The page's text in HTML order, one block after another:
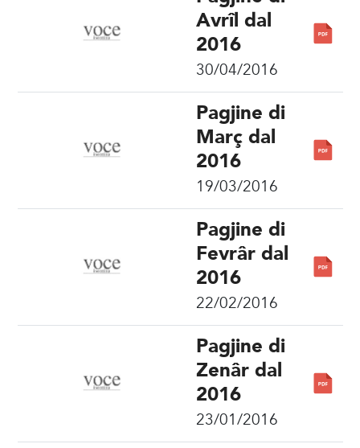
Avrîl dal
2016
30/04/2016
Pagjine di
Març dal
2016
19/03/2016
Pagjine di
Fevrâr dal
2016
22/02/2016
Pagjine di
Zenâr dal
2016
23/01/2016